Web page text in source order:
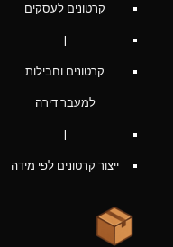
קרטונים לעסקים
קרטונים וחבילות
למעבר דירה
ייצור קרטונים לפי מידה